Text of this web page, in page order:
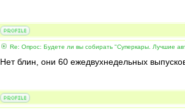
Re: Опрос: Будете ли вы собирать "Суперкары. Лучшие
Нет блин, они 60 ежедвухнедельных